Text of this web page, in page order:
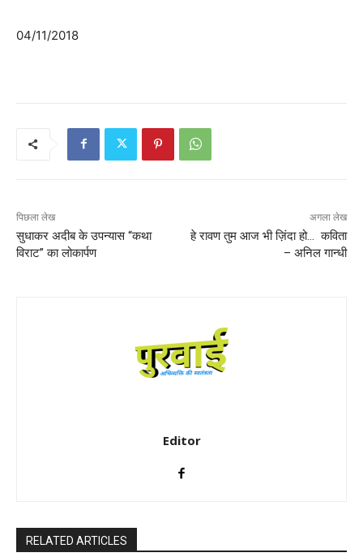
04/11/2018
पिछला लेख
सुधाकर अदीब के उपन्यास “कथा
विराट” का लोकार्पण
अगला लेख
हे रावण तुम आज भी ज़िंदा हो… कविता
– अनिल गान्धी
Editor
RELATED ARTICLES